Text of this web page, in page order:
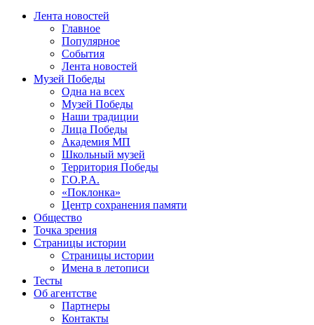
Лента новостей
Главное
Популярное
События
Лента новостей
Музей Победы
Одна на всех
Музей Победы
Наши традиции
Лица Победы
Академия МП
Школьный музей
Территория Победы
Г.О.Р.А.
«Поклонка»
Центр сохранения памяти
Общество
Точка зрения
Страницы истории
Страницы истории
Имена в летописи
Тесты
Об агентстве
Партнеры
Контакты